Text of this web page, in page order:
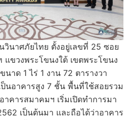
นาศภัยไทย ตั้งอยู่เลขที่ 25 ซอย
ขวงพระโขนงใต้ เขตพระโขนง
าด 1 ไร่ 1 งาน 72 ตารางวา
ป็นอาคารสูง 7 ชั้น พื้นที่ใช้สอยรวม
าคารสมาคมฯ เริ่มเปิดทำการมา
เป็นต้นมา และถือได้ว่าอาคาร